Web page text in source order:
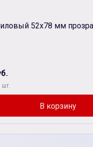
52х78 мм
шт.